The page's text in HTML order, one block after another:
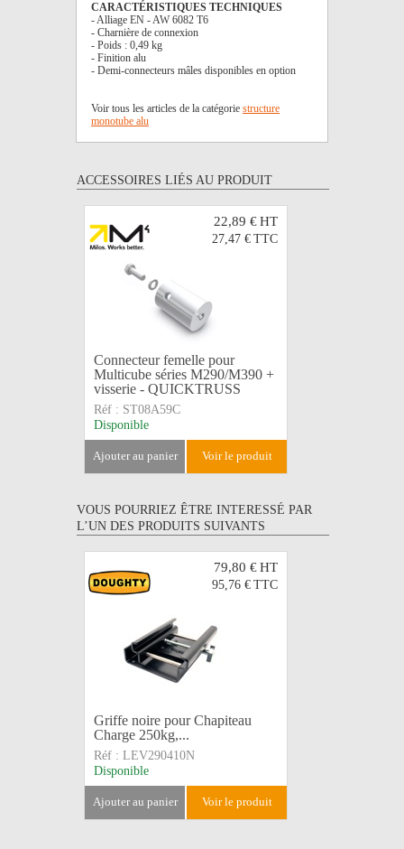
CARACTÉRISTIQUES TECHNIQUES
- Alliage EN - AW 6082 T6
- Charnière de connexion
- Poids : 0,49 kg
- Finition alu
- Demi-connecteurs mâles disponibles en option
Voir tous les articles de la catégorie structure
monotube alu
ACCESSOIRES LIÉS AU PRODUIT
22,89 €HT
27,47 € TTC
Connecteur femelle pour
Multicube séries M290/M390 +
visserie - QUICKTRUSS
Réf : ST08A59C
Disponible
ajouter au panier voir le produit
VOUS POURRIEZ ÊTRE INTERESSÉ PAR
L’UN DES PRODUITS SUIVANTS
79,80 €HT
95,76 € TTC
Griffe noire pour Chapiteau
Charge 250kg,...
Réf : LEV290410N
Disponible
ajouter au panier voir le produit